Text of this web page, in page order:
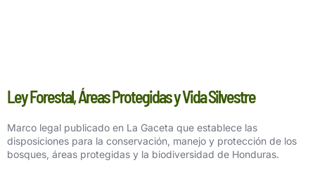
Ley Forestal, Áreas Protegidas y Vida Silvestre
Marco legal publicado en La Gaceta que establece las
disposiciones para la conservación, manejo y protección de los
bosques, áreas protegidas y la biodiversidad de Honduras.